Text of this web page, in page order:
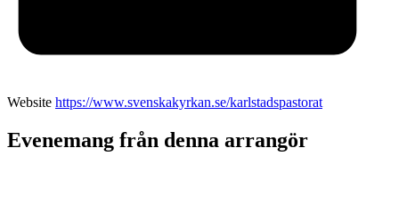
Website https://www.svenskakyrkan.se/karlstadspastorat
Evenemang från denna arrangör